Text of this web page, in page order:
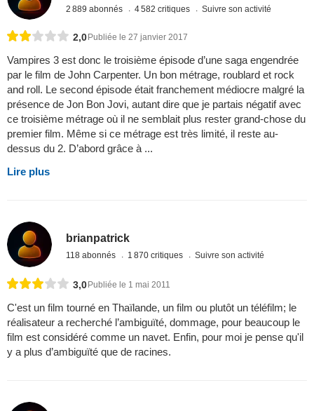
2 889 abonnés 4 582 critiques Suivre son activité
2,0 Publiée le 27 janvier 2017
Vampires 3 est donc le troisième épisode d’une saga engendrée
par le film de John Carpenter. Un bon métrage, roublard et rock
and roll. Le second épisode était franchement médiocre malgré la
présence de Jon Bon Jovi, autant dire que je partais négatif avec
ce troisième métrage où il ne semblait plus rester grand-chose du
premier film. Même si ce métrage est très limité, il reste au-
dessus du 2. D’abord grâce à ...
Lire plus
brianpatrick
118 abonnés 1 870 critiques Suivre son activité
3,0Publiée le 1 mai 2011
C'est un film tourné en Thaïlande, un film ou plutôt un téléfilm; le
réalisateur a recherché l’ambiguïté, dommage, pour beaucoup le
film est considéré comme un navet. Enfin, pour moi je pense qu'il
y a plus d’ambiguïté que de racines.